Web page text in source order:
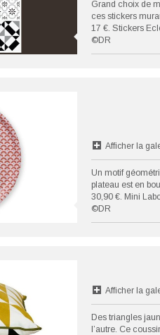
Grand choix de
ces stickers
17 €. Stickers
©DR
Afficher la
Un motif
plateau est en
30,90 €. Mini
©DR
Afficher la
Des triangles
l’autre. Ce